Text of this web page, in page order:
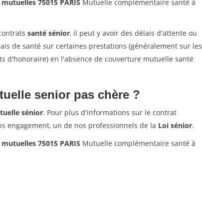
75015 PARIS Mutuelle complémentaire santé à
santé sénior, il peut y avoir des délais d'attente ou
de santé sur certaines prestations (généralement sur les
d'honoraire) en l'absence de couverture mutuelle santé
senior pas chère ?
sénior. Pour plus d'informations sur le contrat
engagement, un de nos professionnels de la Loi sénior.
75015 PARIS Mutuelle complémentaire santé à